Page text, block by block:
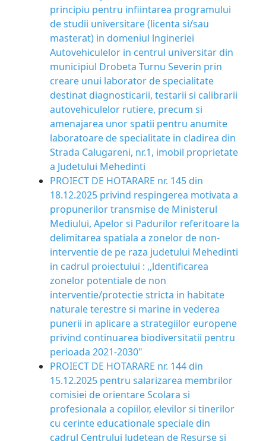
principiu pentru infiintarea programului
de studii universitare (licenta si/sau
masterat) in domeniul lngineriei
Autovehiculelor in centrul universitar din
municipiul Drobeta Turnu Severin prin
creare unui laborator de specialitate
destinat diagnosticarii, testarii si calibrarii
autovehiculelor rutiere, precum si
amenajarea unor spatii pentru anumite
laboratoare de specialitate in cladirea din
Strada Calugareni, nr.1, imobil proprietate
a Judetului Mehedinti
PROIECT DE HOTARARE nr. 145 din
18.12.2025 privind respingerea motivata a
propunerilor transmise de Ministerul
Mediului, Apelor si Padurilor referitoare la
delimitarea spatiala a zonelor de non-
interventie de pe raza judetului Mehedinti
in cadrul proiectului : ,,ldentificarea
zonelor potentiale de non
interventie/protectie stricta in habitate
naturale terestre si marine in vederea
punerii in aplicare a strategiilor europene
privind continuarea biodiversitatii pentru
perioada 2021-2030"
PROIECT DE HOTARARE nr. 144 din
15.12.2025 pentru salarizarea membrilor
comisiei de orientare Scolara si
profesionala a copiilor, elevilor si tinerilor
cu cerinte educationale speciale din
cadrul Centrului Judetean de Resurse si